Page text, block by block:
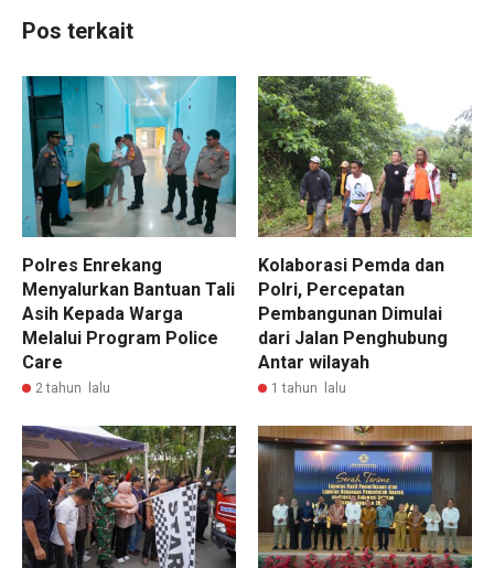
Pos terkait
Polres Enrekang
Menyalurkan Bantuan Tali
Asih Kepada Warga
Melalui Program Police
Care
2 tahun lalu
Kolaborasi Pemda dan
Polri, Percepatan
Pembangunan Dimulai
dari Jalan Penghubung
Antar wilayah
1 tahun lalu